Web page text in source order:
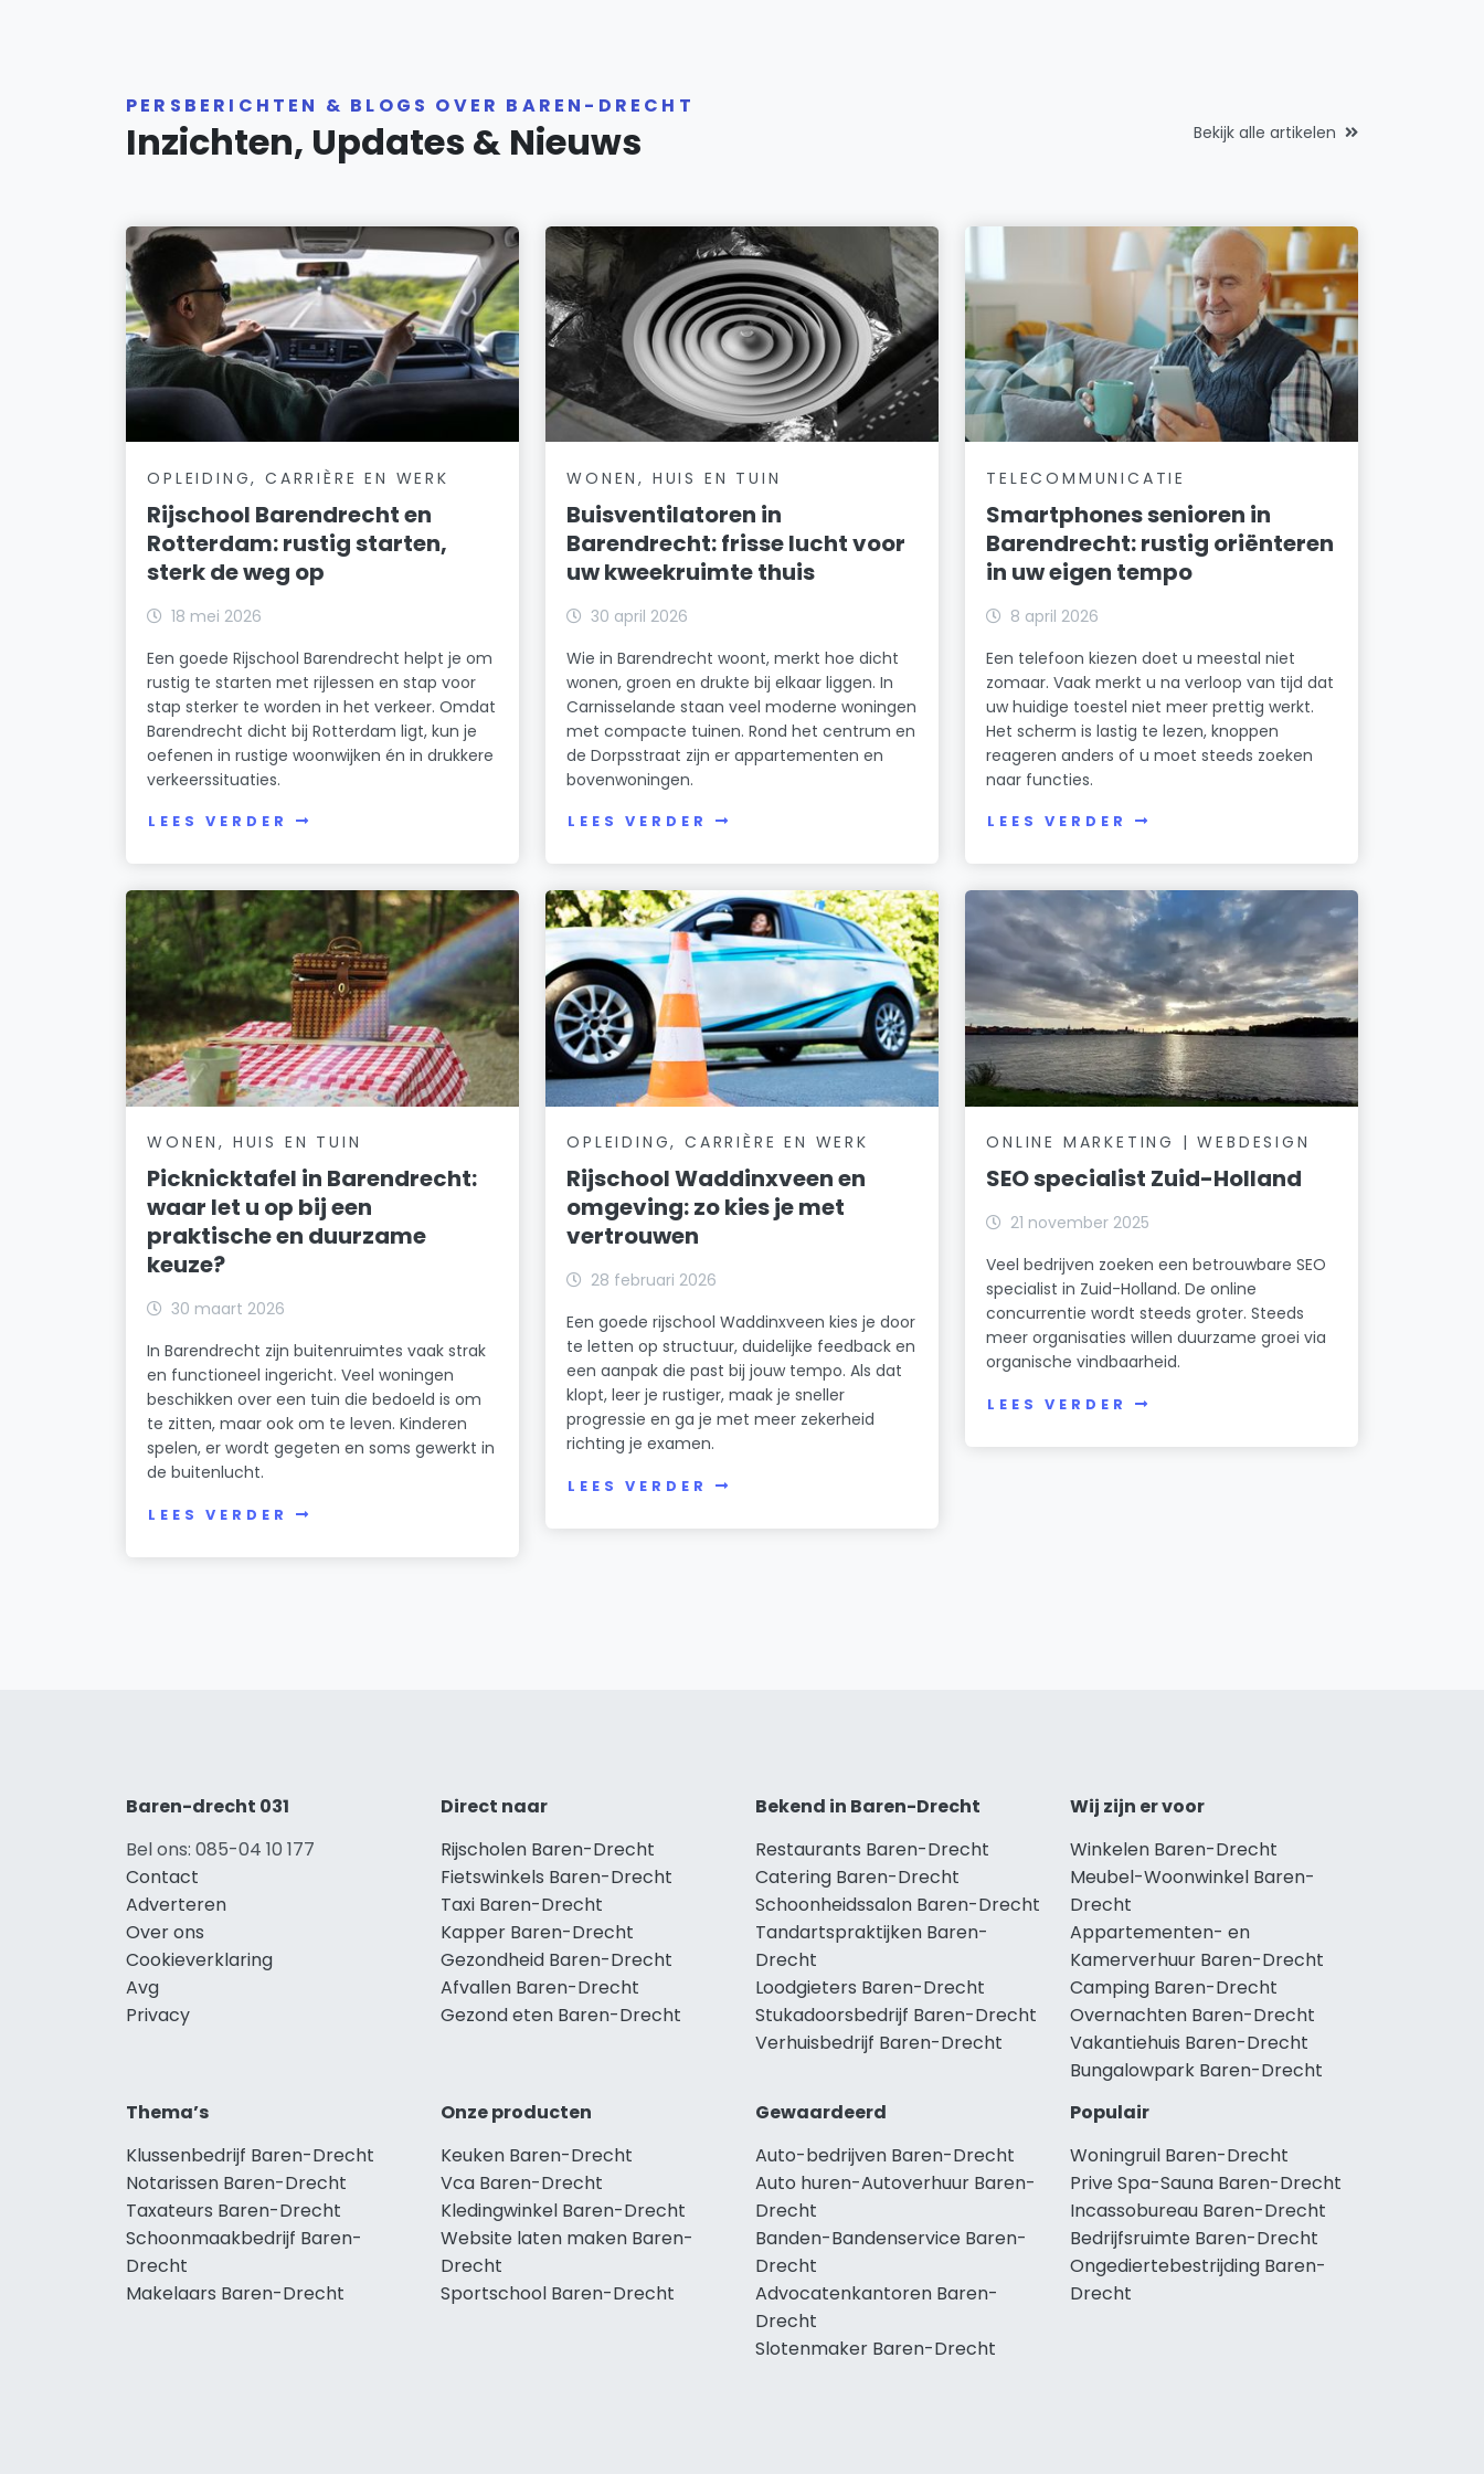
PERSBERICHTEN & BLOGS OVER BAREN-DRECHT
Inzichten, Updates & Nieuws Bekijk alle artikelen
OPLEIDING, CARRIÈRE EN WERK
Rijschool Barendrecht en
Rotterdam: rustig starten,
sterk de weg op
18 mei 2026
Een goede Rijschool Barendrecht helpt je om
rustig te starten met rijlessen en stap voor
stap sterker te worden in het verkeer. Omdat
Barendrecht dicht bij Rotterdam ligt, kun je
oefenen in rustige woonwijken én in drukkere
verkeerssituaties.
LEES VERDER
WONEN, HUIS EN TUIN
Buisventilatoren in
Barendrecht: frisse lucht voor
uw kweekruimte thuis
30 april 2026
Wie in Barendrecht woont, merkt hoe dicht
wonen, groen en drukte bij elkaar liggen. In
Carnisselande staan veel moderne woningen
met compacte tuinen. Rond het centrum en
de Dorpsstraat zijn er appartementen en
bovenwoningen.
LEES VERDER
TELECOMMUNICATIE
Smartphones senioren in
Barendrecht: rustig oriënteren
in uw eigen tempo
8 april 2026
Een telefoon kiezen doet u meestal niet
zomaar. Vaak merkt u na verloop van tijd dat
uw huidige toestel niet meer prettig werkt.
Het scherm is lastig te lezen, knoppen
reageren anders of u moet steeds zoeken
naar functies.
LEES VERDER
WONEN, HUIS EN TUIN
Picknicktafel in Barendrecht:
waar let u op bij een
praktische en duurzame
keuze?
30 maart 2026
In Barendrecht zijn buitenruimtes vaak strak
en functioneel ingericht. Veel woningen
beschikken over een tuin die bedoeld is om
te zitten, maar ook om te leven. Kinderen
spelen, er wordt gegeten en soms gewerkt in
de buitenlucht.
LEES VERDER
OPLEIDING, CARRIÈRE EN WERK
Rijschool Waddinxveen en
omgeving: zo kies je met
vertrouwen
28 februari 2026
Een goede rijschool Waddinxveen kies je door
te letten op structuur, duidelijke feedback en
een aanpak die past bij jouw tempo. Als dat
klopt, leer je rustiger, maak je sneller
progressie en ga je met meer zekerheid
richting je examen.
LEES VERDER
ONLINE MARKETING | WEBDESIGN
SEO specialist Zuid-Holland
21 november 2025
Veel bedrijven zoeken een betrouwbare SEO
specialist in Zuid-Holland. De online
concurrentie wordt steeds groter. Steeds
meer organisaties willen duurzame groei via
organische vindbaarheid.
LEES VERDER
Baren-drecht 031
Bel ons: 085-04 10 177
Contact
Adverteren
Over ons
Cookieverklaring
Avg
Privacy
Direct naar
Rijscholen Baren-Drecht
Fietswinkels Baren-Drecht
Taxi Baren-Drecht
Kapper Baren-Drecht
Gezondheid Baren-Drecht
Afvallen Baren-Drecht
Gezond eten Baren-Drecht
Bekend in Baren-Drecht
Restaurants Baren-Drecht
Catering Baren-Drecht
Schoonheidssalon Baren-Drecht
Tandartspraktijken Baren-
Drecht
Loodgieters Baren-Drecht
Stukadoorsbedrijf Baren-Drecht
Verhuisbedrijf Baren-Drecht
Wij zijn er voor
Winkelen Baren-Drecht
Meubel-Woonwinkel Baren-
Drecht
Appartementen- en
Kamerverhuur Baren-Drecht
Camping Baren-Drecht
Overnachten Baren-Drecht
Vakantiehuis Baren-Drecht
Bungalowpark Baren-Drecht
Thema’s
Klussenbedrijf Baren-Drecht
Notarissen Baren-Drecht
Taxateurs Baren-Drecht
Schoonmaakbedrijf Baren-
Drecht
Makelaars Baren-Drecht
Onze producten
Keuken Baren-Drecht
Vca Baren-Drecht
Kledingwinkel Baren-Drecht
Website laten maken Baren-
Drecht
Sportschool Baren-Drecht
Gewaardeerd
Auto-bedrijven Baren-Drecht
Auto huren-Autoverhuur Baren-
Drecht
Banden-Bandenservice Baren-
Drecht
Advocatenkantoren Baren-
Drecht
Slotenmaker Baren-Drecht
Populair
Woningruil Baren-Drecht
Prive Spa-Sauna Baren-Drecht
Incassobureau Baren-Drecht
Bedrijfsruimte Baren-Drecht
Ongediertebestrijding Baren-
Drecht